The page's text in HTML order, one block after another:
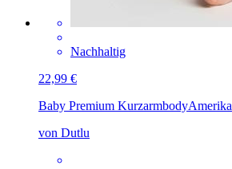
Nachhaltig
22,99 €
Baby Premium KurzarmbodyAmerika
von Dutlu